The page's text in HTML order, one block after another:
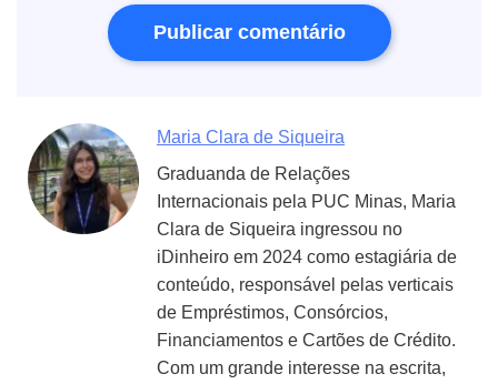
Maria Clara de Siqueira
Graduanda de Relações
Internacionais pela PUC Minas, Maria
Clara de Siqueira ingressou no
iDinheiro em 2024 como estagiária de
conteúdo, responsável pelas verticais
de Empréstimos, Consórcios,
Financiamentos e Cartões de Crédito.
Com um grande interesse na escrita,